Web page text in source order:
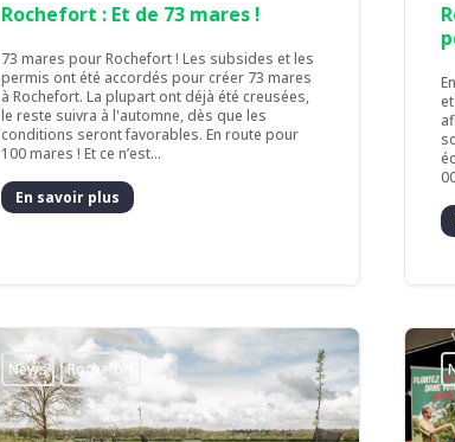
Rochefort : Et de 73 mares !
73 mares pour Rochefort ! Les subsides et les
permis ont été accordés pour créer 73 mares
à Rochefort. La plupart ont déjà été creusées,
le reste suivra à l'automne, dès que les
conditions seront favorables. En route pour
100 mares ! Et ce n’est...
En savoir plus
News Rochefort